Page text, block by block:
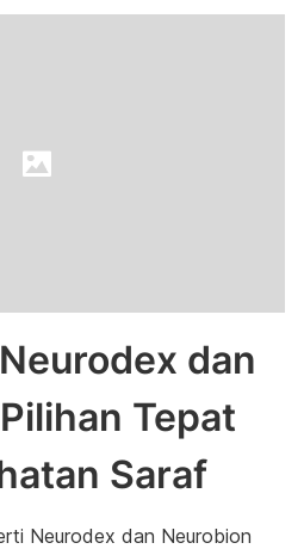
dan
Tepat
Saraf
Neurodex dan Neurobion